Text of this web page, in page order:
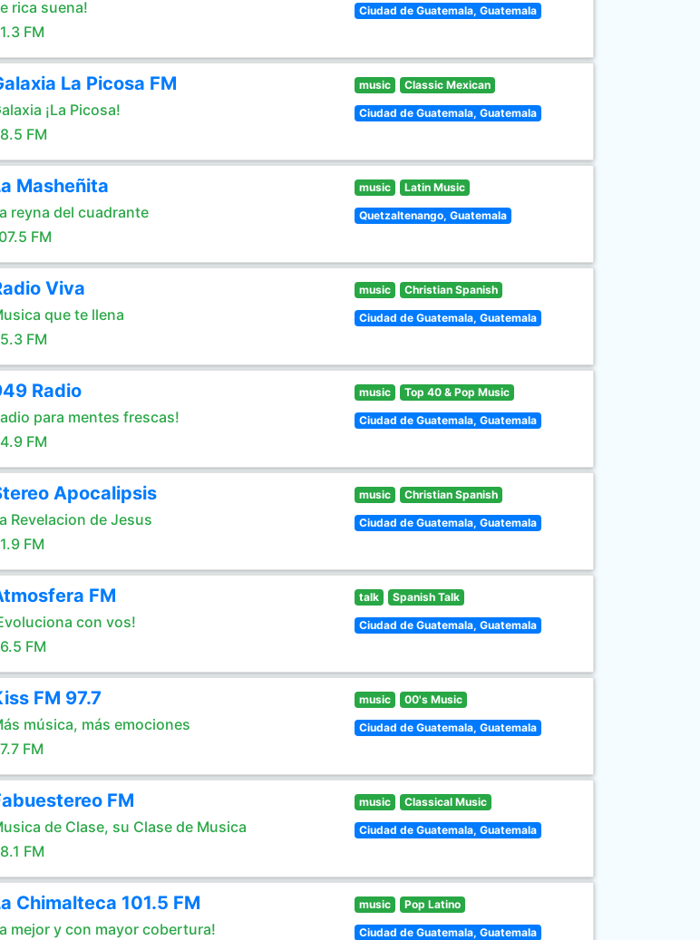
rica suena!
FM
Ciudad de Guatemala, Guatemala
La Picosa FM
¡La Picosa!
FM
music Classic Mexican
Ciudad de Guatemala, Guatemala
Masheñita
reyna del cuadrante
FM
music Latin Music
Quetzaltenango, Guatemala
Viva
que te llena
FM
music Christian Spanish
Ciudad de Guatemala, Guatemala
Radio
para mentes frescas!
FM
music Top 40 & Pop Music
Ciudad de Guatemala, Guatemala
Apocalipsis
Revelacion de Jesus
FM
music Christian Spanish
Ciudad de Guatemala, Guatemala
FM
con vos!
FM
talk Spanish Talk
Ciudad de Guatemala, Guatemala
FM 97.7
música, más emociones
FM
music 00's Music
Ciudad de Guatemala, Guatemala
FM
de Clase, su Clase de Musica
FM
music Classical Music
Ciudad de Guatemala, Guatemala
Chimalteca 101.5 FM
mejor y con mayor cobertura!
music Pop Latino
Ciudad de Guatemala, Guatemala